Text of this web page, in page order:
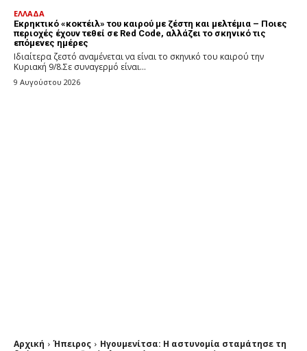
ΕΛΛΑΔΑ
Εκρηκτικό «κοκτέιλ» του καιρού με ζέστη και μελτέμια – Ποιες
περιοχές έχουν τεθεί σε Red Code, αλλάζει το σκηνικό τις
επόμενες ημέρες
Ιδιαίτερα ζεστό αναμένεται να είναι το σκηνικό του καιρού την
Κυριακή 9/8.Σε συναγερμό είναι...
9 Αυγούστου 2026